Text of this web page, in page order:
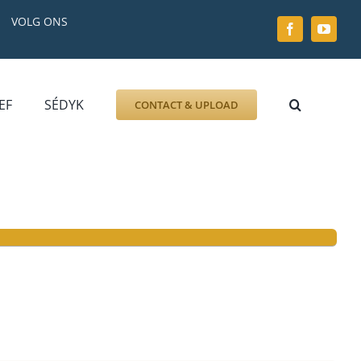
VOLG ONS
GRAFZERK
ALLLES
SÉDYK CONTACT & UPLOAD